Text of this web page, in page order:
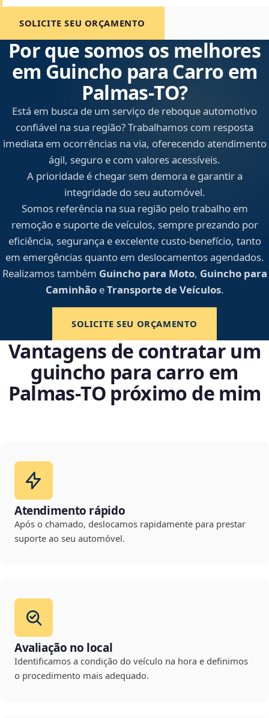
SOLICITE SEU ORÇAMENTO
Por que somos os melhores
em Guincho para Carro em
Palmas‑TO?
Está em busca de um serviço de reboque automotivo
confiável na sua região? Trabalhamos com resposta
imediata em ocorrências na via, oferecendo atendimento
ágil, seguro e com valores acessíveis.
A prioridade é chegar sem demora e garantir a
integridade do seu automóvel.
Somos referência na sua região pelo trabalho em
remoção e suporte de veículos, sempre prezando por
eficiência, segurança e excelente custo-benefício, tanto
em emergências quanto em deslocamentos agendados.
Realizamos também Guincho para Moto, Guincho para
CaminhãoeTransporte de Veículos.
SOLICITE SEU ORÇAMENTO
Vantagens de contratar um
guincho para carro em
Palmas‑TO próximo de mim
Atendimento rápido
Após o chamado, deslocamos rapidamente para prestar
suporte ao seu automóvel.
Avaliação no local
Identificamos a condição do veículo na hora e definimos
o procedimento mais adequado.